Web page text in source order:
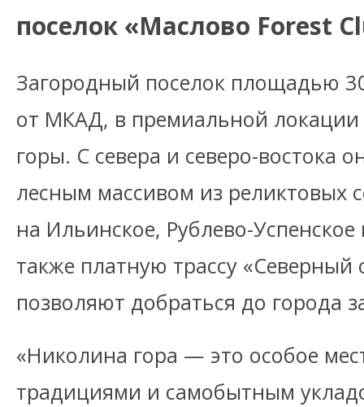
поселок «Маслово Forest
Загородный поселок площадью
от МКАД, в премиальной
горы. С севера и северо-востока
лесным массивом из реликтовых
на Ильинское, Рублево-
также платную трассу
позволяют добраться до города
«Николина гора — это особое
традициями и самобытным